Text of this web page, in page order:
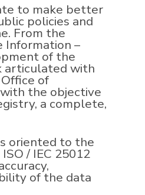
to make better
policies and
From the
Information –
of the
articulated with
of
the objective
a complete,
oriented to the
/ IEC 25012
of the data